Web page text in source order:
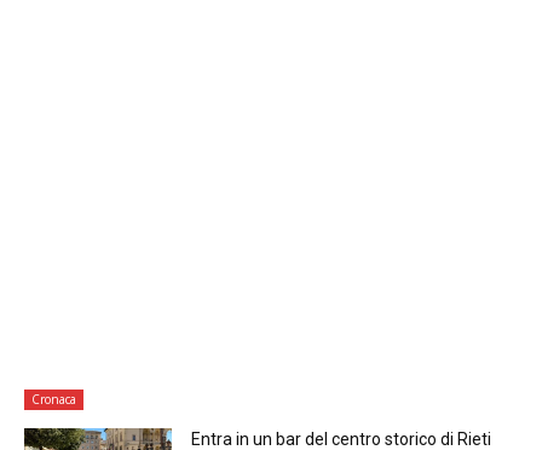
Cronaca
Entra in un bar del centro storico di Rieti